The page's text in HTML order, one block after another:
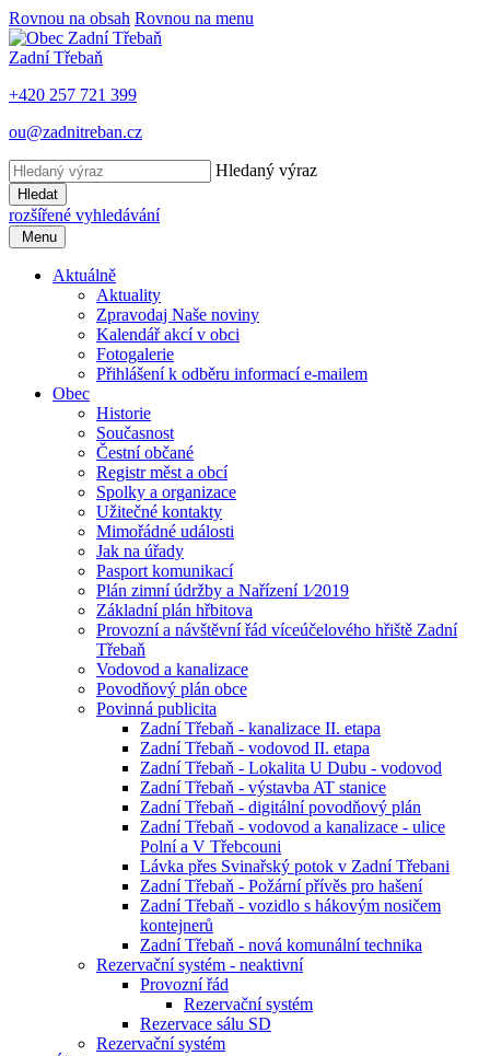
Rovnou na obsah Rovnou na menu
Zadní Třebaň
+420 257 721 399
ou@zadnitreban.cz
Hledaný výraz
Hledat
rozšířené vyhledávání
Menu
Aktuálně
Aktuality
Zpravodaj Naše noviny
Kalendář akcí v obci
Fotogalerie
Přihlášení k odběru informací e-mailem
Obec
Historie
Současnost
Čestní občané
Registr měst a obcí
Spolky a organizace
Užitečné kontakty
Mimořádné události
Jak na úřady
Pasport komunikací
Plán zimní údržby a Nařízení 1⁄2019
Základní plán hřbitova
Provozní a návštěvní řád víceúčelového hřiště Zadní
Třebaň
Vodovod a kanalizace
Povodňový plán obce
Povinná publicita
Zadní Třebaň - kanalizace II. etapa
Zadní Třebaň - vodovod II. etapa
Zadní Třebaň - Lokalita U Dubu - vodovod
Zadní Třebaň - výstavba AT stanice
Zadní Třebaň - digitální povodňový plán
Zadní Třebaň - vodovod a kanalizace - ulice
Polní a V Třebcouni
Lávka přes Svinařský potok v Zadní Třebani
Zadní Třebaň - Požární přívěs pro hašení
Zadní Třebaň - vozidlo s hákovým nosičem
kontejnerů
Zadní Třebaň - nová komunální technika
Rezervační systém - neaktivní
Provozní řád
Rezervační systém
Rezervace sálu SD
Rezervační systém